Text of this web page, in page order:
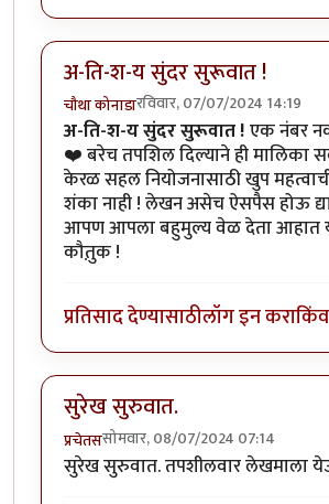
अ-ति-श-य सुंदर सुरूवात !
चौथा कोनाडारविवार, 07/07/2024 14:19
अ-ति-श-य सुंदर सुरूवात !एक नंबर
❤️ बरेच तपशिल दिल्याने ही मालिका
केरळ सहल नियोजनासाठी खुप
शंका नाही ! लेखन असेच ऐसपैस होऊ
आपण आपला बहुमुल्य वेळ देता आहात
कौतु़क !
प्रतिसाद देण्यासाठीलॉग इन करा
सुरेख सुरुवात.
प्रचेतससोमवार, 08/07/2024 07:14
सुरेख सुरुवात. तपशीलवार लेखमाला